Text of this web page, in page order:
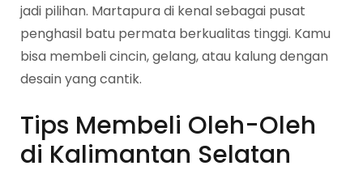
jadi pilihan. Martapura di kenal sebagai pusat
penghasil batu permata berkualitas tinggi. Kamu
bisa membeli cincin, gelang, atau kalung dengan
desain yang cantik.
Tips Membeli Oleh-Oleh
di Kalimantan Selatan